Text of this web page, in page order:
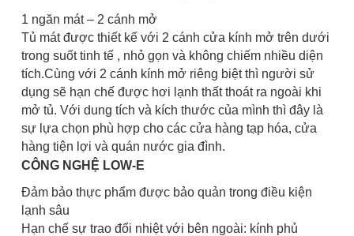
1 ngăn mát – 2 cánh mở
Tủ mát được thiết kế với 2 cánh cửa kính mở trên dưới
trong suốt tinh tế , nhỏ gọn và không chiếm nhiều diện
tích.Cùng với 2 cánh kính mở riêng biệt thì người sử
dụng sẽ hạn chế được hơi lạnh thất thoát ra ngoài khi
mở tủ. Với dung tích và kích thước của mình thì đây là
sự lựa chọn phù hợp cho các cửa hàng tạp hóa, cửa
hàng tiện lợi và quán nước gia đình.
CÔNG NGHỆ LOW-E
Đảm bảo thực phẩm được bảo quản trong điều kiện
lạnh sâu
Hạn chế sự trao đổi nhiệt với bên ngoài: kính phủ